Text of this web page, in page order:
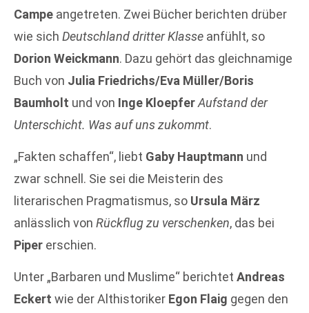
Campe angetreten. Zwei Bücher berichten drüber
wie sich Deutschland dritter Klasse anfühlt, so
Dorion Weickmann. Dazu gehört das gleichnamige
Buch von Julia Friedrichs/Eva Müller/Boris
Baumholt und von Inge KloepferAufstand der
Unterschicht. Was auf uns zukommt.
„Fakten schaffen“, liebt Gaby Hauptmann und
zwar schnell. Sie sei die Meisterin des
literarischen Pragmatismus, so Ursula März
anlässlich von Rückflug zu verschenken, das bei
Piper erschien.
Unter „Barbaren und Muslime“ berichtet Andreas
Eckert wie der Althistoriker Egon Flaig gegen den